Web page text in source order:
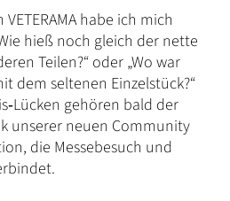
habe ich mich
hieß noch gleich der nette
Teilen?“ oder „Wo war
dem seltenen Einzelstück?“
gehören bald der
unserer neuen Community
die Messebesuch und